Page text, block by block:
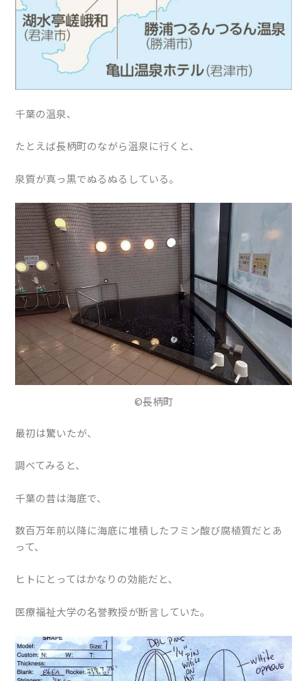
千葉の温泉、
たとえば長柄町のながら温泉に行くと、
泉質が真っ黒でぬるぬるしている。
©長柄町
最初は驚いたが、
調べてみると、
千葉の昔は海底で、
数百万年前以降に海底に堆積したフミン酸び腐植質だとあ
って、
ヒトにとってはかなりの効能だと、
医療福祉大学の名誉教授が断言していた。